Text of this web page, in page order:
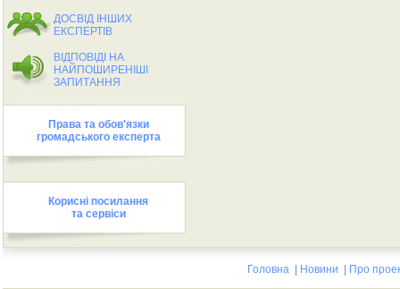
ДОСВIД IНШИХ
ЕКСПЕРТIВ
ВIДПОВIДI НА
НАЙПОШИРЕНIШI
ЗАПИТАННЯ
Права та обов'язки
громадського експерта
Кориснi посилання
та сервiси
Головна| Новини Про